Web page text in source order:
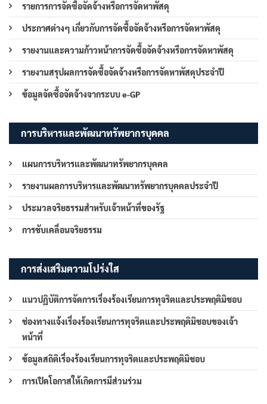
รายการการจัดซื้อจัดจ้างหรือการจัดหาพัสดุ
ประกาศต่างๆ เกี่ยวกับการจัดซื้อจัดจ้างหรือการจัดหาพัสดุ
รายงานและความก้าวหน้าการจัดซื้อจัดจ้างหรือการจัดหาพัสดุ
รายงานสรุปผลการจัดซื้อจัดจ้างหรือการจัดหาพัสดุประจำปี
ข้อมูลจัดซื้อจัดจ้างจากระบบ e-GP
การบริหารและพัฒนาทรัพยากรบุคคล
แผนการบริหารและพัฒนาทรัพยากรบุคคล
รายงานผลการบริหารและพัฒนาทรัพยากรบุคคลประจำปี
ประมวลจริยธรรมสำหรับเจ้าหน้าที่ของรัฐ
การขับเคลื่อนจริยธรรม
การส่งเสริมความโปร่งใส
แนวปฏิบัติการจัดการเรื่องร้องเรียนการทุจริตและประพฤติมิชอบ
ช่องทางแจ้งเรื่องร้องเรียนการทุจริตและประพฤติมิชอบของเจ้า
หน้าที่
ข้อมูลสถิติเรื่องร้องเรียนการทุจริตและประพฤติมิชอบ
การเปิดโอกาสให้เกิดการมีส่วนร่วม